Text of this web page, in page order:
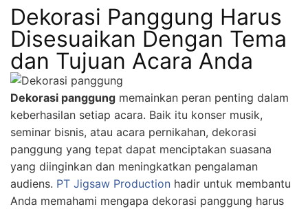
Dekorasi Panggung Harus
Disesuaikan Dengan Tema
dan Tujuan Acara Anda
Dekorasi panggung memainkan peran penting dalam
keberhasilan setiap acara. Baik itu konser musik,
seminar bisnis, atau acara pernikahan, dekorasi
panggung yang tepat dapat menciptakan suasana
yang diinginkan dan meningkatkan pengalaman
audiens. PT Jigsaw Production hadir untuk membantu
Anda memahami mengapa dekorasi panggung harus